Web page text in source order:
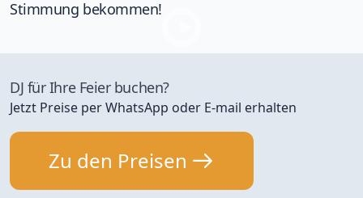
Stimmung bekommen!
DJ für Ihre Feier buchen?
Jetzt Preise per WhatsApp oder E-mail erhalten
Zu den Preisen